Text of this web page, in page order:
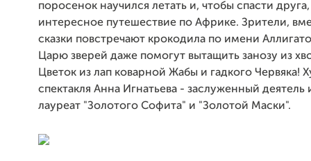
поросенок научился летать и, чтобы спасти
интересное путешествие по Африке. Зрители,
сказки повстречают крокодила по имени
Царю зверей даже помогут вытащить занозу из
Цветок из лап коварной Жабы и гадкого Червяка!
спектакля Анна Игнатьева - заслуженный деятель
лауреат "Золотого Софита" и "Золотой Маски".